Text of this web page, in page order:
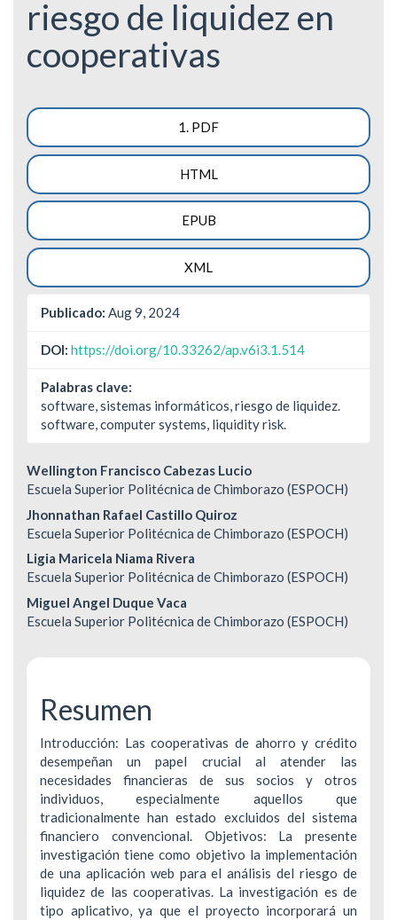
riesgo de liquidez en
cooperativas
Barra
lateral
del
artículo
1. PDF
HTML
EPUB
XML
Publicado: Aug 9, 2024
DOI: https://doi.org/10.33262/ap.v6i3.1.514
Palabras clave:
software, sistemas informáticos, riesgo de liquidez.
software, computer systems, liquidity risk.
Contenido
principal
del
artículo
Wellington Francisco Cabezas Lucio
Escuela Superior Politécnica de Chimborazo (ESPOCH)
Jhonnathan Rafael Castillo Quiroz
Escuela Superior Politécnica de Chimborazo (ESPOCH)
Ligia Maricela Niama Rivera
Escuela Superior Politécnica de Chimborazo (ESPOCH)
Miguel Angel Duque Vaca
Escuela Superior Politécnica de Chimborazo (ESPOCH)
Resumen
Introducción: Las cooperativas de ahorro y crédito
desempeñan un papel crucial al atender las
necesidades financieras de sus socios y otros
individuos, especialmente aquellos que
tradicionalmente han estado excluidos del sistema
financiero convencional. Objetivos: La presente
investigación tiene como objetivo la implementación
de una aplicación web para el análisis del riesgo de
liquidez de las cooperativas. La investigación es de
tipo aplicativo, ya que el proyecto incorporará un